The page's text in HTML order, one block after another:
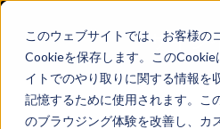
このウェブサイトでは、お客様の
Cookieを保存します。このCookie
イトでのやり取りに関する情報を
記憶するために使用されます。こ
のブラウジング体験を改善し、カ
サイン